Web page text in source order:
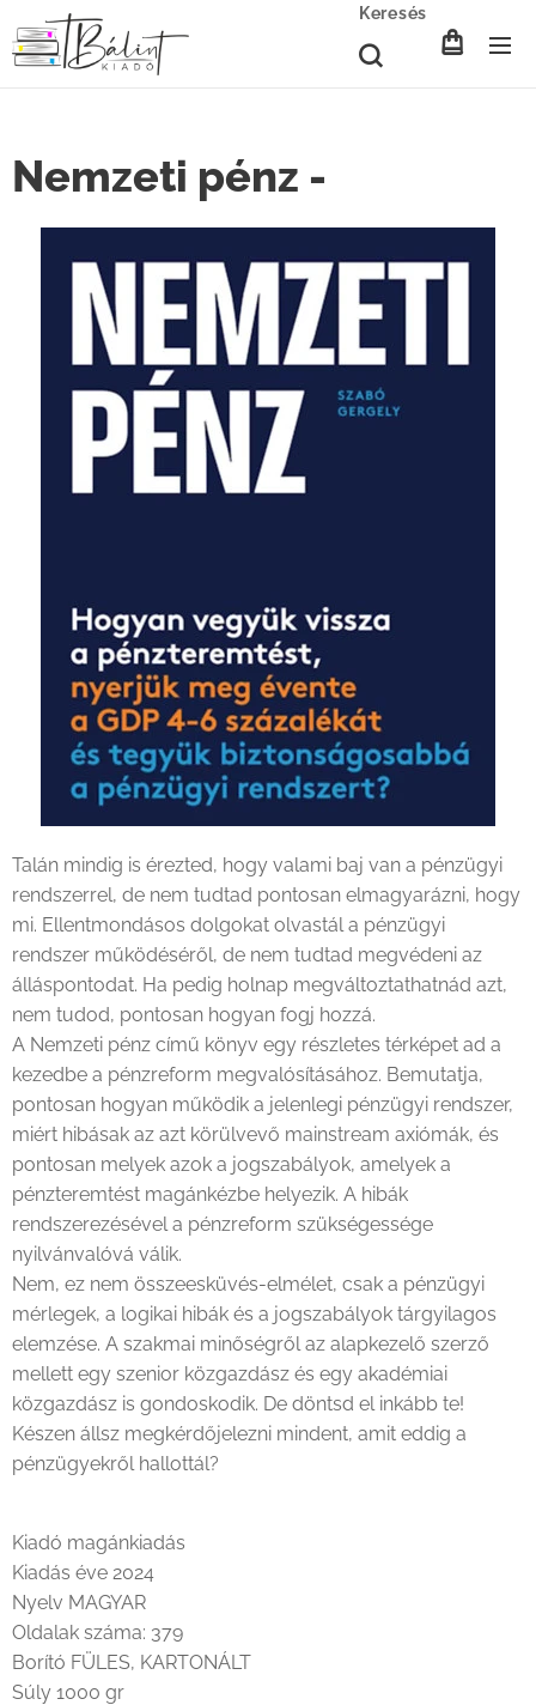
Keresés
Nemzeti pénz -
Talán mindig is érezted, hogy valami baj van a pénzügyi
rendszerrel, de nem tudtad pontosan elmagyarázni, hogy
mi. Ellentmondásos dolgokat olvastál a pénzügyi
rendszer működéséről, de nem tudtad megvédeni az
álláspontodat. Ha pedig holnap megváltoztathatnád azt,
nem tudod, pontosan hogyan fogj hozzá.
A Nemzeti pénz című könyv egy részletes térképet ad a
kezedbe a pénzreform megvalósításához. Bemutatja,
pontosan hogyan működik a jelenlegi pénzügyi rendszer,
miért hibásak az azt körülvevő mainstream axiómák, és
pontosan melyek azok a jogszabályok, amelyek a
pénzteremtést magánkézbe helyezik. A hibák
rendszerezésével a pénzreform szükségessége
nyilvánvalóvá válik.
Nem, ez nem összeesküvés-elmélet, csak a pénzügyi
mérlegek, a logikai hibák és a jogszabályok tárgyilagos
elemzése. A szakmai minőségről az alapkezelő szerző
mellett egy szenior közgazdász és egy akadémiai
közgazdász is gondoskodik. De döntsd el inkább te!
Készen állsz megkérdőjelezni mindent, amit eddig a
pénzügyekről hallottál?
Kiadó magánkiadás
Kiadás éve 2024
Nyelv MAGYAR
Oldalak száma: 379
Borító FÜLES, KARTONÁLT
Súly 1000 gr